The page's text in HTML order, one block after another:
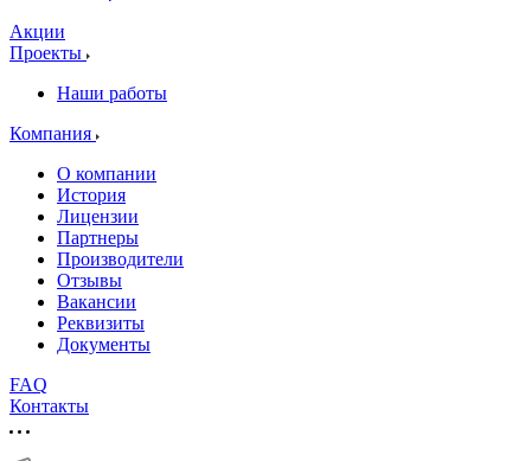
Акции
Проекты
Наши работы
Компания
О компании
История
Лицензии
Партнеры
Производители
Отзывы
Вакансии
Реквизиты
Документы
FAQ
Контакты